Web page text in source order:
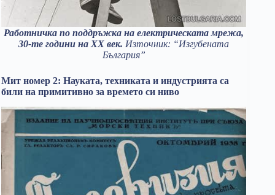
Работничка по поддръжка на електрическата мрежа,
30-те години на ХХ век. Източник: “Изгубената
България”
Мит номер 2: Науката, техниката и индустрията са
били на примитивно за времето си ниво